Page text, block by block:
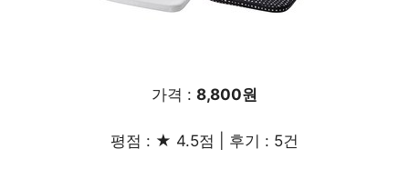
가격 : 8,800원
평점 : ★ 4.5점 | 후기 : 5건